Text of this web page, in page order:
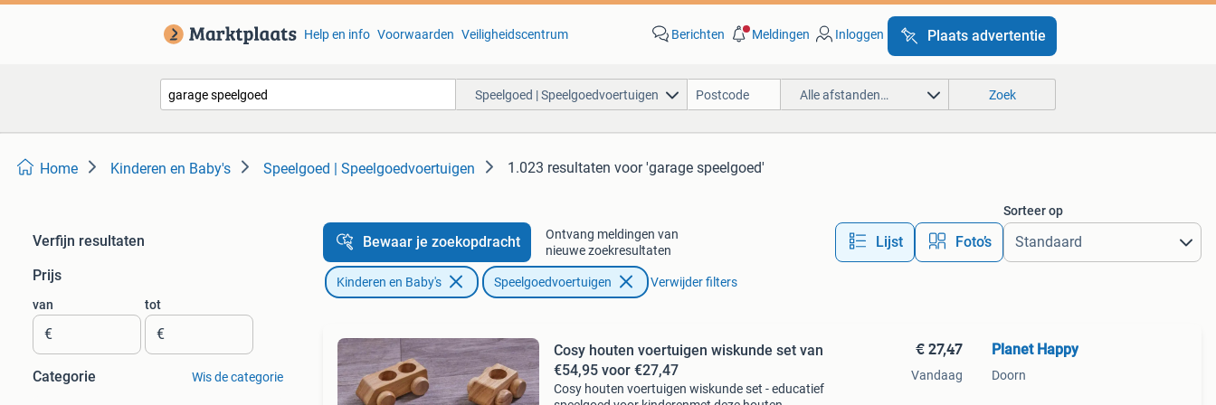
Help en info Voorwaarden Veiligheidscentrum Berichten Meldingen Inloggen Plaats advertentie
Speelgoed | Speelgoedvoertuigen Alle afstanden… Zoek
Home Kinderen en Baby's Speelgoed | Speelgoedvoertuigen 1.023 resultaten voor 'garage speelgoed'
Verfijn resultaten
Prijs
van
€
tot
€
Categorie Wis de categorie
Bewaar je zoekopdracht
Ontvang meldingen van
nieuwe zoekresultaten
Lijst Foto’s
Sorteer op
Kinderen en Baby's Speelgoedvoertuigen Verwijder filters
Cosy houten voertuigen wiskunde set van
€54,95 voor €27,47
Cosy houten voertuigen wiskunde set - educatief
€ 27,47
Vandaag
Planet Happy
Doorn